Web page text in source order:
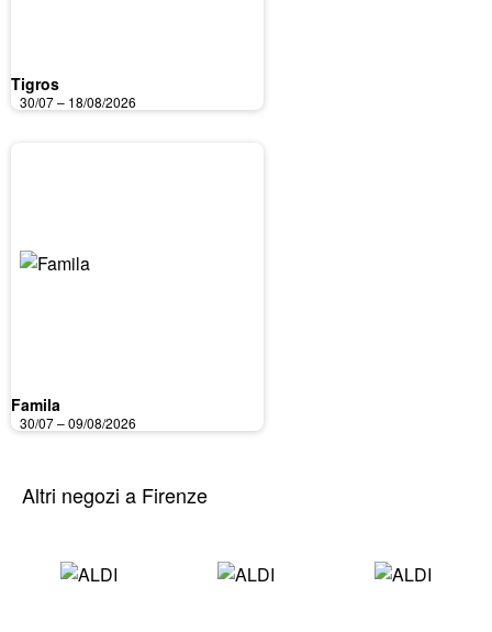
Tigros
30/07 – 18/08/2026
Famila
30/07 – 09/08/2026
Altri negozi a Firenze